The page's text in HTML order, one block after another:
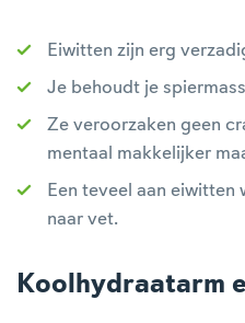
Eiwitten zijn erg
Je behoudt je
Ze veroorzaken geen
mentaal makkelijker
Een teveel aan
naar vet.
Koolhydraatarm